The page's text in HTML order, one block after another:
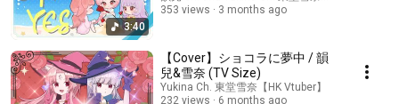
3:40
353 views
3 months ago
【Cover】ショコラに夢中 / 韻
兒&雪奈 (TV Size)
Yukina Ch. 東堂雪奈【HK Vtuber】
232 views
6 months ago